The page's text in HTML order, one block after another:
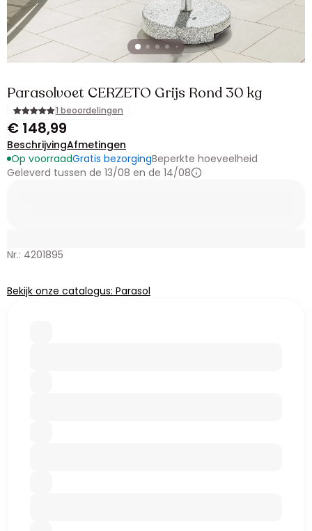
Parasolvoet CERZETO Grijs Rond 30 kg
1 beoordelingen
€ 148,99
BeschrijvingAfmetingen
Op voorraadGratis bezorgingBeperkte hoeveelheid
Geleverd tussen de 13/08 en de 14/08
Nr.: 4201895
Bekijk onze catalogus: Parasol